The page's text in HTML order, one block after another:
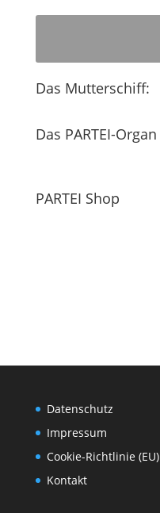
Das Mutterschiff:
Das PARTEI-Organ
PARTEI Shop
Datenschutz
Impressum
Cookie-Richtlinie (EU)
Kontakt